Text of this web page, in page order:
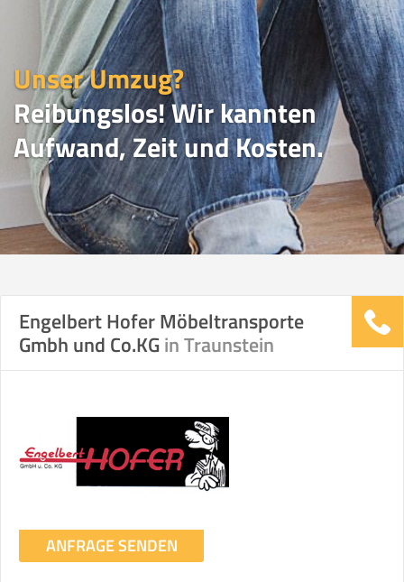
Unser Umzug?
Reibungslos! Wir kannten
Aufwand, Zeit und Kosten.
UMZUGSVERGLEICH
Vergleichsergebnis basierend auf Ihren
Transportieren
Ihre Angaben:
am
Engelbert Hofer Möbeltransporte
Gmbh und Co.KGin Traunstein
ANFRAGE SENDEN